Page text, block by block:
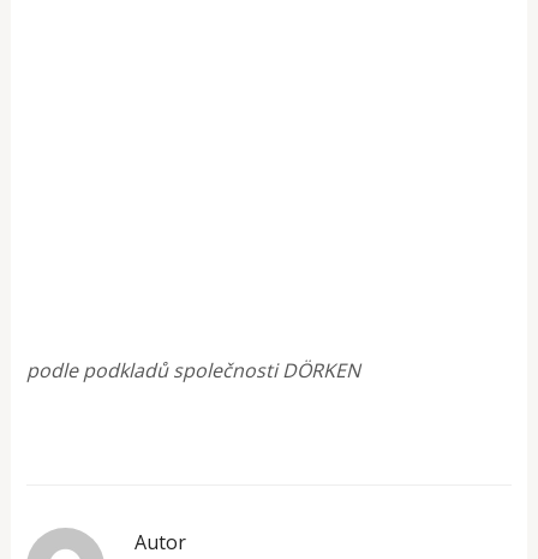
podle podkladů společnosti DÖRKEN
Autor